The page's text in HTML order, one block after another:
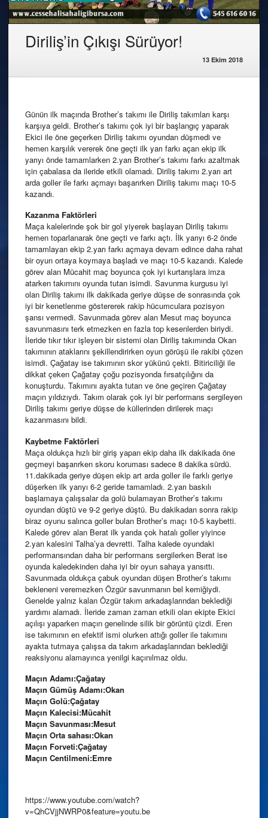
Diriliş’in Çıkışı Sürüyor!
13 Ekim 2018
Günün ilk maçında Brother’s takımı ile Diriliş takımları karşı
karşıya geldi. Brother’s takımı çok iyi bir başlangıç yaparak
Ekici ile öne geçerken Diriliş takımı oyundan düşmedi ve
hemen karşılık vererek öne geçti ilk yarı farkı açan ekip ilk
yarıyı önde tamamlarken 2.yarı Brother’s takımı farkı azaltmak
için çabalasa da ileride etkili olamadı. Diriliş takımı 2.yarı art
arda goller ile farkı açmayı başarırken Diriliş takımı maçı 10-5
kazandı.
Kazanma Faktörleri
Maça kalelerinde şok bir gol yiyerek başlayan Diriliş takımı
hemen toparlanarak öne geçti ve farkı açtı. İlk yarıyı 6-2 önde
tamamlayan ekip 2.yarı farkı açmaya devam edince daha rahat
bir oyun ortaya koymaya başladı ve maçı 10-5 kazandı. Kalede
görev alan Mücahit maç boyunca çok iyi kurtarışlara imza
atarken takımını oyunda tutan isimdi. Savunma kurgusu iyi
olan Diriliş takımı ilk dakikada geriye düşse de sonrasında çok
iyi bir kenetlenme göstererek rakip hücumculara pozisyon
şansı vermedi. Savunmada görev alan Mesut maç boyunca
savunmasını terk etmezken en fazla top kesenlerden biriydi.
İleride tıkır tıkır işleyen bir sistemi olan Diriliş takımında Okan
takımının ataklarını şekillendirirken oyun görüşü ile rakibi çözen
isimdi. Çağatay ise takımının skor yükünü çekti. Bitiriciliği ile
dikkat çeken Çağatay çoğu pozisyonda fırsatçılığını da
konuşturdu. Takımını ayakta tutan ve öne geçiren Çağatay
maçın yıldızıydı. Takım olarak çok iyi bir performans sergileyen
Diriliş takımı geriye düşse de küllerinden dirilerek maçı
kazanmasını bildi.
Kaybetme Faktörleri
Maça oldukça hızlı bir giriş yapan ekip daha ilk dakikada öne
geçmeyi başarırken skoru koruması sadece 8 dakika sürdü.
11.dakikada geriye düşen ekip art arda goller ile farklı geriye
düşerken ilk yarıyı 6-2 geride tamamladı. 2.yarı baskılı
başlamaya çalışsalar da golü bulamayan Brother’s takımı
oyundan düştü ve 9-2 geriye düştü. Bu dakikadan sonra rakip
biraz oyunu salınca goller bulan Brother’s maçı 10-5 kaybetti.
Kalede görev alan Berat ilk yarıda çok hatalı goller yiyince
2.yarı kalesini Talha’ya devretti. Talha kalede oyundaki
performansından daha bir performans sergilerken Berat ise
oyunda kaledekinden daha iyi bir oyun sahaya yansıttı.
Savunmada oldukça çabuk oyundan düşen Brother’s takımı
bekleneni veremezken Özgür savunmanın bel kemiğiydi.
Genelde yalnız kalan Özgür takım arkadaşlarından beklediği
yardımı alamadı. İleride zaman zaman etkili olan ekipte Ekici
açılışı yaparken maçın genelinde silik bir görüntü çizdi. Eren
ise takımının en efektif ismi olurken attığı goller ile takımını
ayakta tutmaya çalışsa da takım arkadaşlarından beklediği
reaksiyonu alamayınca yenilgi kaçınılmaz oldu.
Maçın Adamı:Çağatay
Maçın Gümüş Adamı:Okan
Maçın Golü:Çağatay
Maçın Kalecisi:Mücahit
Maçın Savunması:Mesut
Maçın Orta sahası:Okan
Maçın Forveti:Çağatay
Maçın Centilmeni:Emre
https://www.youtube.com/watch?
v=QhCVjjNWRP0&feature=youtu.be